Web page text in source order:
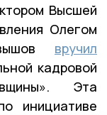
Высшей
Олегом
вручил
кадровой
Эта
инициативе